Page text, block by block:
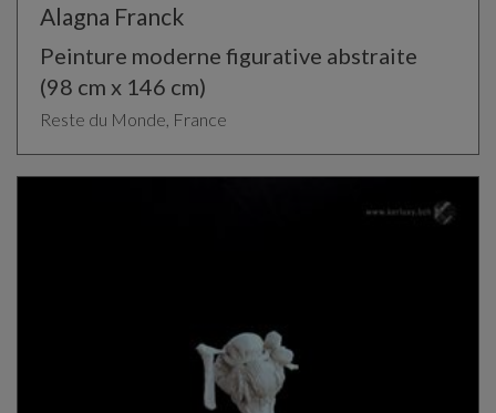
Alagna Franck
Peinture moderne figurative abstraite
(98 cm x 146 cm)
Reste du Monde, France